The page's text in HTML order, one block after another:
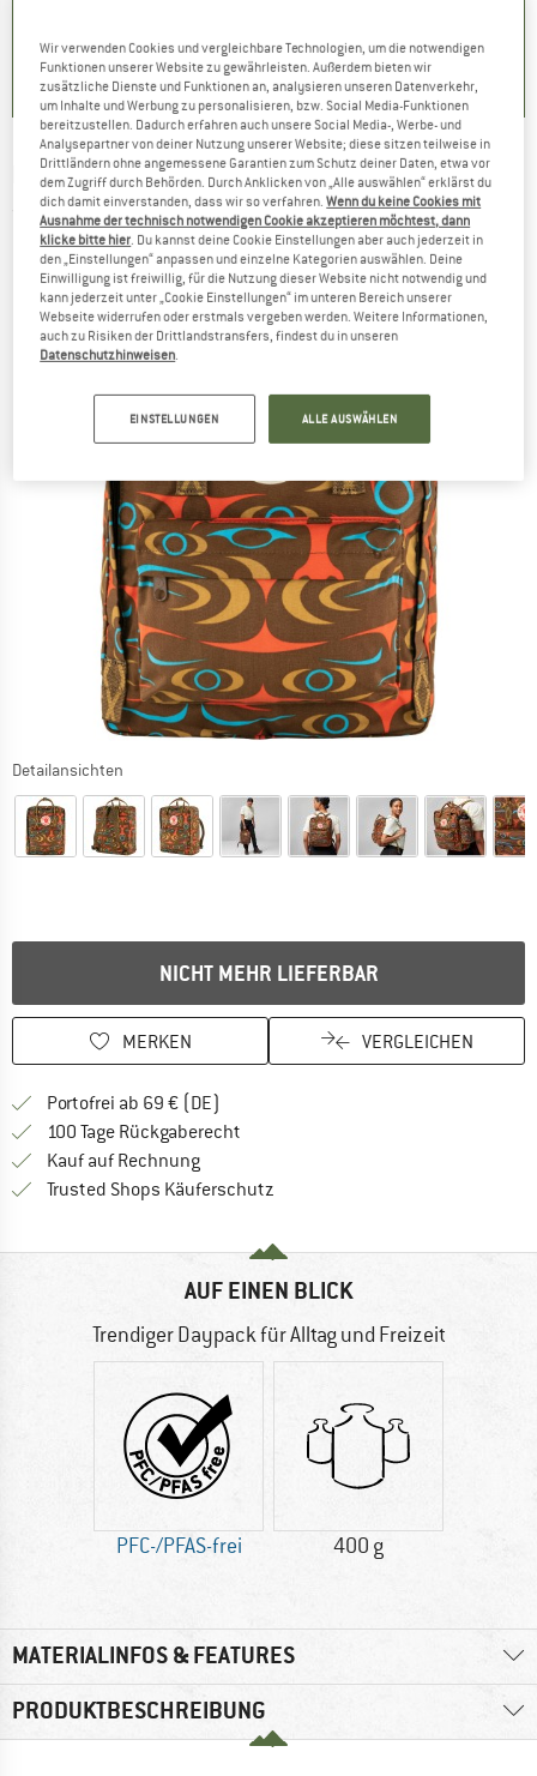
)
4,6(71)
4,7(48)
FJÄLLRÄVEN -Kånken Art 16 - Daypack
(0)
Detailansichten
NICHT MEHR LIEFERBAR
MERKEN VERGLEICHEN
Portofrei ab 69 € (DE)
100 Tage Rückgaberecht
Kauf auf RechnungFinde die Zahlungs-Infos hier! Öffnet
Trusted Shops Käuferschutz
AUF EINEN BLICK
Trendiger Daypack für Alltag und Freizeit
PFC-/PFAS-frei 400 g
MATERIALINFOS & FEATURES
PRODUKTBESCHREIBUNG
Wir verwenden Cookies und vergleichbare Technologien, um die notwendigen
Funktionen unserer Website zu gewährleisten. Außerdem bieten wir
zusätzliche Dienste und Funktionen an, analysieren unseren Datenverkehr,
um Inhalte und Werbung zu personalisieren, bzw. Social Media-Funktionen
bereitzustellen. Dadurch erfahren auch unsere Social Media-, Werbe- und
Analysepartner von deiner Nutzung unserer Website; diese sitzen teilweise in
Drittländern ohne angemessene Garantien zum Schutz deiner Daten, etwa vor
dem Zugriff durch Behörden. Durch Anklicken von „Alle auswählen“ erklärst du
dich damit einverstanden, dass wir so verfahren.Wenn du keine Cookies mit
Ausnahme der technisch notwendigen Cookie akzeptieren möchtest, dann
klicke bitte hier. Du kannst deine Cookie Einstellungen aber auch jederzeit in
den „Einstellungen“ anpassen und einzelne Kategorien auswählen. Deine
Einwilligung ist freiwillig, für die Nutzung dieser Website nicht notwendig und
kann jederzeit unter „Cookie Einstellungen“ im unteren Bereich unserer
Webseite widerrufen oder erstmals vergeben werden. Weitere Informationen,
auch zu Risiken der Drittlandstransfers, findest du in unseren
Datenschutzhinweisen.
EINSTELLUNGEN ALLE AUSWÄHLEN